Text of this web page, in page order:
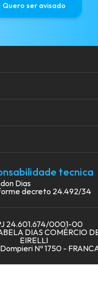
Quero ser avisado
de grau
tecnica
Dias
decreto 24.492/34
24.601.674/0001-00
DIAS COMÉRCIO
EIRELLI
Nº 1750 -